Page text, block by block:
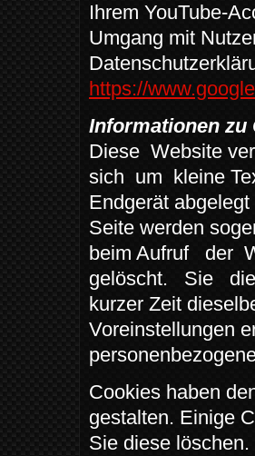
Ihrem YouTube-
Umgang mit
https://
Informationen zu
Diese Website
sich um kleine
Endgerät
Seite werden
beim Aufruf
der
gelöscht.
Sie
kurzer Zeit
Voreinstellungen
Cookies haben
gestalten. Einige
Sie diese